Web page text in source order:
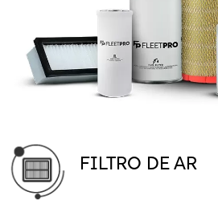
FILTRO DE AR